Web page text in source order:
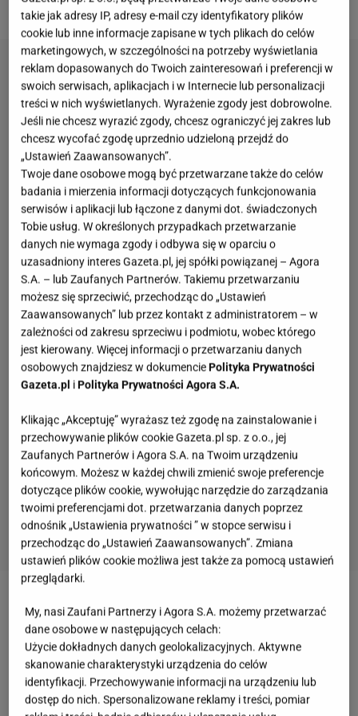
cytrusową nutą i intensywnym aromatem ziół.
Zobacz wideoPrzepis na gołąbki bez zawijania
Greckie gołąbki w liściach winogron. Cytrynowo-
ziołowe zawijasy
takie jak adresy IP, adresy e-mail czy identyfikatory plików
cookie lub inne informacje zapisane w tych plikach do celów
marketingowych, w szczególności na potrzeby wyświetlania
reklam dopasowanych do Twoich zainteresowań i preferencji w
swoich serwisach, aplikacjach i w Internecie lub personalizacji
treści w nich wyświetlanych. Wyrażenie zgody jest dobrowolne.
Jeśli nie chcesz wyrazić zgody, chcesz ograniczyć jej zakres lub
chcesz wycofać zgodę uprzednio udzieloną przejdź do
„Ustawień Zaawansowanych”.
Twoje dane osobowe mogą być przetwarzane także do celów
badania i mierzenia informacji dotyczących funkcjonowania
serwisów i aplikacji lub łączone z danymi dot. świadczonych
Tobie usług. W określonych przypadkach przetwarzanie
danych nie wymaga zgody i odbywa się w oparciu o
uzasadniony interes Gazeta.pl, jej spółki powiązanej – Agora
S.A. – lub Zaufanych Partnerów. Takiemu przetwarzaniu
możesz się sprzeciwić, przechodząc do „Ustawień
Zaawansowanych” lub przez kontakt z administratorem – w
zależności od zakresu sprzeciwu i podmiotu, wobec którego
jest kierowany. Więcej informacji o przetwarzaniu danych
osobowych znajdziesz w dokumenciePolityka Prywatności
Gazeta.pl iPolityka Prywatności Agora S.A.
Klikając „Akceptuję” wyrażasz też zgodę na zainstalowanie i
przechowywanie plików cookie Gazeta.pl sp. z o.o., jej
Zaufanych Partnerów i Agora S.A. na Twoim urządzeniu
końcowym. Możesz w każdej chwili zmienić swoje preferencje
dotyczące plików cookie, wywołując narzędzie do zarządzania
twoimi preferencjami dot. przetwarzania danych poprzez
odnośnik „Ustawienia prywatności ” w stopce serwisu i
przechodząc do „Ustawień Zaawansowanych”. Zmiana
ustawień plików cookie możliwa jest także za pomocą ustawień
przeglądarki.
My, nasi Zaufani Partnerzy i Agora S.A. możemy przetwarzać
dane osobowe w następujących celach:
Użycie dokładnych danych geolokalizacyjnych. Aktywne
skanowanie charakterystyki urządzenia do celów
identyfikacji. Przechowywanie informacji na urządzeniu lub
dostęp do nich. Spersonalizowane reklamy i treści, pomiar